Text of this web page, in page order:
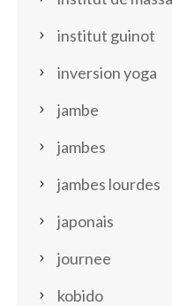
institut guinot
inversion yoga
jambe
jambes
jambes lourdes
japonais
journee
kobido